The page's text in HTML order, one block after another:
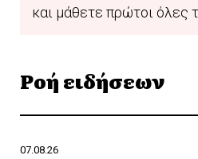
και μάθετε πρώτοι όλες
Ροή ειδήσεων
07.08.26